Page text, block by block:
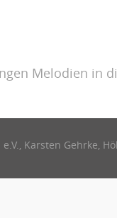
Melodien in
Karsten Gehrke,